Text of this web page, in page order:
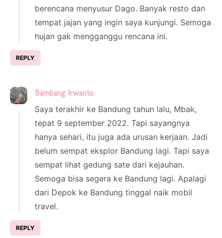
berencana menyusur Dago. Banyak resto dan
tempat jajan yang ingin saya kunjungi. Semoga
hujan gak mengganggu rencana ini.
REPLY
Bambang Irwanto
Saya terakhir ke Bandung tahun lalu, Mbak,
tepat 9 september 2022. Tapi sayangnya
hanya sehari, itu juga ada urusan kerjaan. Jadi
belum sempat eksplor Bandung lagi. Tapi saya
sempat lihat gedung sate dari kejauhan.
Semoga bisa segera ke Bandung lagi. Apalagi
dari Depok ke Bandung tinggal naik mobil
travel.
REPLY